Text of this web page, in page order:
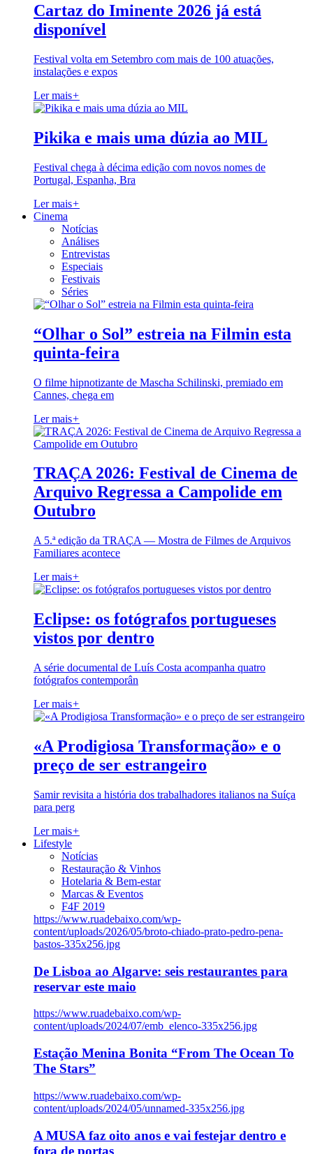
Cartaz do Iminente 2026 já está
disponível
Festival volta em Setembro com mais de 100 atuações,
instalações e expos
Ler mais+
Pikika e mais uma dúzia ao MIL
Festival chega à décima edição com novos nomes de
Portugal, Espanha, Bra
Ler mais+
Cinema
Notícias
Análises
Entrevistas
Especiais
Festivais
Séries
“Olhar o Sol” estreia na Filmin esta
quinta-feira
O filme hipnotizante de Mascha Schilinski, premiado em
Cannes, chega em
Ler mais+
TRAÇA 2026: Festival de Cinema de
Arquivo Regressa a Campolide em
Outubro
A 5.ª edição da TRAÇA — Mostra de Filmes de Arquivos
Familiares acontece
Ler mais+
Eclipse: os fotógrafos portugueses
vistos por dentro
A série documental de Luís Costa acompanha quatro
fotógrafos contemporân
Ler mais+
«A Prodigiosa Transformação» e o
preço de ser estrangeiro
Samir revisita a história dos trabalhadores italianos na Suíça
para perg
Ler mais+
Lifestyle
Notícias
Restauração & Vinhos
Hotelaria & Bem-estar
Marcas & Eventos
F4F 2019
https://www.ruadebaixo.com/wp-
content/uploads/2026/05/broto-chiado-prato-pedro-pena-
bastos-335x256.jpg
De Lisboa ao Algarve: seis restaurantes para
reservar este maio
https://www.ruadebaixo.com/wp-
content/uploads/2024/07/emb_elenco-335x256.jpg
Estação Menina Bonita “From The Ocean To
The Stars”
https://www.ruadebaixo.com/wp-
content/uploads/2024/05/unnamed-335x256.jpg
A MUSA faz oito anos e vai festejar dentro e
fora de portas